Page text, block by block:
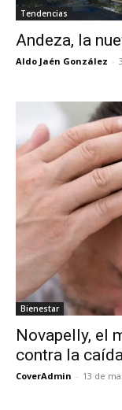
Tendencias
Andeza, la
Aldo Jaén González -
Bienestar
Novapelly, el
contra la
CoverAdmin - 13 de